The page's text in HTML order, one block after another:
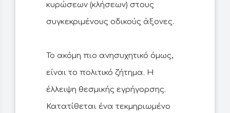
κυρώσεων (κλήσεων) στους
συγκεκριμένους οδικούς άξονες.
Το ακόμη πιο ανησυχητικό όμως,
είναι το πολιτικό ζήτημα. Η
έλλειψη θεσμικής εγρήγορσης.
Κατατίθεται ένα τεκμηριωμένο